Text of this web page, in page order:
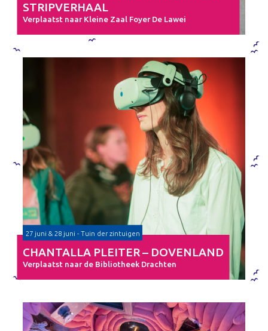
STRIPVERHAAL
Verplaatst naar Kleine Zaal Foyer De Lawei
27 juni & 28 juni - Tuin der zintuigen
CHANTALLA PLEITER – DOVENLAND
Verplaatst naar de Bibliotheek Drachten